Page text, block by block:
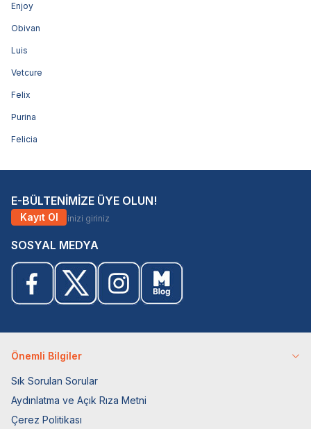
Enjoy
Obivan
Luis
Vetcure
Felix
Purina
Felicia
E-BÜLTENİMİZE ÜYE OLUN!
Kayıt Ol
SOSYAL MEDYA
Önemli Bilgiler
Sık Sorulan Sorular
Aydınlatma ve Açık Rıza Metni
Çerez Politikası